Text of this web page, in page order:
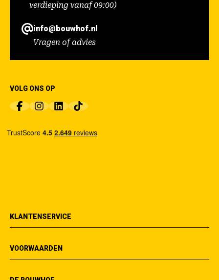
verdieping vanaf 09:00)
info@bouwhof.nl
Vragen of advies
VOLG ONS OP
KLANTENSERVICE
VOORWAARDEN